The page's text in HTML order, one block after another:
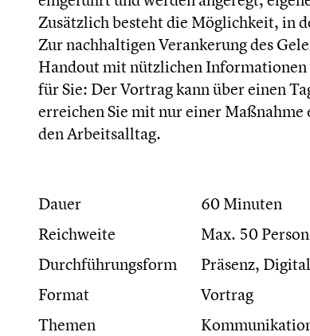
Zusätzlich besteht die Möglichkeit, in
Zur nachhaltigen Verankerung des
Handout mit nützlichen
für Sie: Der Vortrag kann über einen
erreichen Sie mit nur einer
den Arbeitsalltag.
Dauer
60 Minuten
Reichweite
Max. 50
Durchführungsform
Präsenz, Digital
Format
Vortrag
Themen